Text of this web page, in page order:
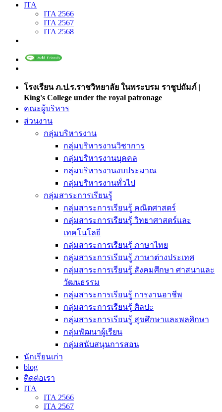
ITA
ITA 2566
ITA 2567
ITA 2568
โรงเรียน ภ.ป.ร.ราชวิทยาลัย ในพระบรม ราชูปถัมภ์ |
King's College under the royal patronage
คณะผู้บริหาร
ส่วนงาน
กลุ่มบริหารงาน
กลุ่มบริหารงานวิชาการ
กลุ่มบริหารงานบุคคล
กลุ่มบริหารงานงบประมาณ
กลุ่มบริหารงานทั่วไป
กลุ่มสาระการเรียนรู้
กลุ่มสาระการเรียนรู้ คณิตศาสตร์
กลุ่มสาระการเรียนรู้ วิทยาศาสตร์และ
เทคโนโลยี
กลุ่มสาระการเรียนรู้ ภาษาไทย
กลุ่มสาระการเรียนรู้ ภาษาต่างประเทศ
กลุ่มสาระการเรียนรู้ สังคมศึกษา ศาสนาและ
วัฒนธรรม
กลุ่มสาระการเรียนรู้ การงานอาชีพ
กลุ่มสาระการเรียนรู้ ศิลปะ
กลุ่มสาระการเรียนรู้ สุขศึกษาและพลศึกษา
กลุ่มพัฒนาผู้เรียน
กลุ่มสนับสนุนการสอน
นักเรียนเก่า
blog
ติดต่อเรา
ITA
ITA 2566
ITA 2567